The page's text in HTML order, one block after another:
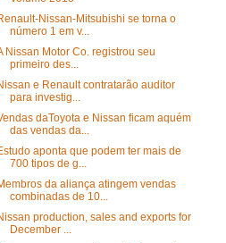
Nissan-Mitsubishi se torna o
número 1 em v...
Nissan Motor Co. registrou seu
primeiro des...
e Renault contratarão auditor
para investig...
daToyota e Nissan ficam aquém
das vendas da...
aponta que podem ter mais de
700 tipos de g...
da aliança atingem vendas
combinadas de 10...
production, sales and exports for
December ...